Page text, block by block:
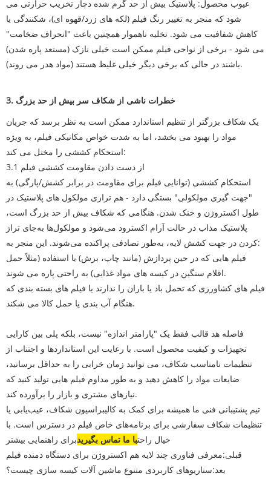
عیوب محصول: پلاستیک بیش از حد گرم شده دچار تخریب حرارتی می
شود که منجر به تغییر رنگ فیلم (لکه های زرد/قهوه ای)، شکنندگی یا
کاهش شفافیت می شود. تخلیه ناهموار همچنین باعث "انحراف ضخامت"
می شود - برخی از نواحی فیلم ممکن است خیلی نازک (مستعد پاره شدن)
باشند در حالی که برخی دیگر خیلی غلیظ هستند (مواد هدر می روند).
3. خطرات ناشی از شکاف سر بیش از حد بزرگ
یک شکاف بزرگتر از تنظیم استاندارد ممکن است به نظر برسد که جریان
مواد را بهبود می بخشد، اما به شدت خواص مکانیکی فیلم، به ویژه
استحکام کششی را مختل می کند:
3.1 از دست دادن مقاومت کششی فیلم
استحکام کششی (توانایی فیلم برای مقاومت در برابر کشش/پارگی) به
"جهت گیری مولکولی" بستگی دارد - هم ترازی مولکول های پلاستیک در
طول اکستروژن و خنک شدن. هنگامی که شکاف بیش از حد بزرگ است،
پلاستیک مذاب در حالت آرام اکسترود می‌شود و مولکول‌ها به‌جای تراز
کردن در جهت کشش لایه، به‌طور تصادفی پراکنده می‌شوند. این منجر به:
فیلم هایی که در حین پردازش (مانند چاپ، برش) یا استفاده (مثلاً حمل
اقلام سنگین در کیسه های مواد غذایی) به راحتی پاره می شوند.
فیلم های کشاورزی که تحمل باد یا باران را ندارند یا فیلم های بسته بندی که
هنگام آب بندی یا حمل کالا می شکند.
فاصله هد قالب فقط یک "پارامتر اندازه" نیست، بلکه پلی بین کارایی
تجهیزات و کیفیت محصول است. با رعایت این استانداردها و اجتناب از
تنظیمات نامناسب شکاف، می توانید زمان خرابی را به حداقل برسانید،
ضایعات مواد را کاهش دهید و به طور مداوم فیلم هایی تولید کنید که
نیازهای مشتری و بازار را برآورده کند.
تیم پشتیبانی فنی ما همیشه برای کمک به کالیبراسیون شکاف، عیب‌یابی یا
تنظیمات شکاف سفارشی برای برنامه‌های خاص فیلم در دسترس است. با
خیال راحتبا ما تماس بگیریدبرای راهنمایی بیشتر
قبلی:معرفی فناوری چند لایه هم اکستروژن برای دستگاه دمنده فیلم
بعد:سناریوهای کاربردی متنوع ماشین آلات کیسه سازی چیست؟